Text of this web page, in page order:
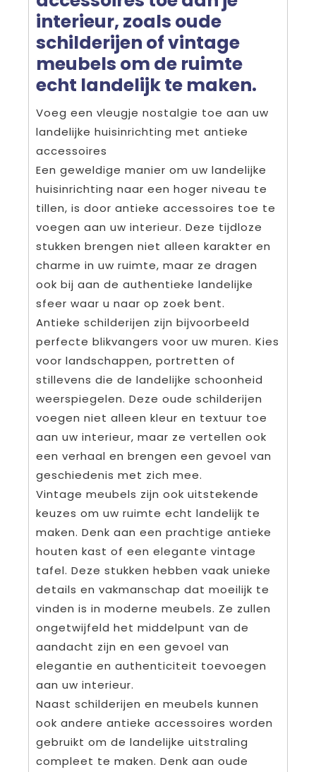
interieur, zoals oude
schilderijen of vintage
meubels om de ruimte
echt landelijk te maken.
Voeg een vleugje nostalgie toe aan uw
landelijke huisinrichting met antieke
accessoires
Een geweldige manier om uw landelijke
huisinrichting naar een hoger niveau te
tillen, is door antieke accessoires toe te
voegen aan uw interieur. Deze tijdloze
stukken brengen niet alleen karakter en
charme in uw ruimte, maar ze dragen
ook bij aan de authentieke landelijke
sfeer waar u naar op zoek bent.
Antieke schilderijen zijn bijvoorbeeld
perfecte blikvangers voor uw muren. Kies
voor landschappen, portretten of
stillevens die de landelijke schoonheid
weerspiegelen. Deze oude schilderijen
voegen niet alleen kleur en textuur toe
aan uw interieur, maar ze vertellen ook
een verhaal en brengen een gevoel van
geschiedenis met zich mee.
Vintage meubels zijn ook uitstekende
keuzes om uw ruimte echt landelijk te
maken. Denk aan een prachtige antieke
houten kast of een elegante vintage
tafel. Deze stukken hebben vaak unieke
details en vakmanschap dat moeilijk te
vinden is in moderne meubels. Ze zullen
ongetwijfeld het middelpunt van de
aandacht zijn en een gevoel van
elegantie en authenticiteit toevoegen
aan uw interieur.
Naast schilderijen en meubels kunnen
ook andere antieke accessoires worden
gebruikt om de landelijke uitstraling
compleet te maken. Denk aan oude